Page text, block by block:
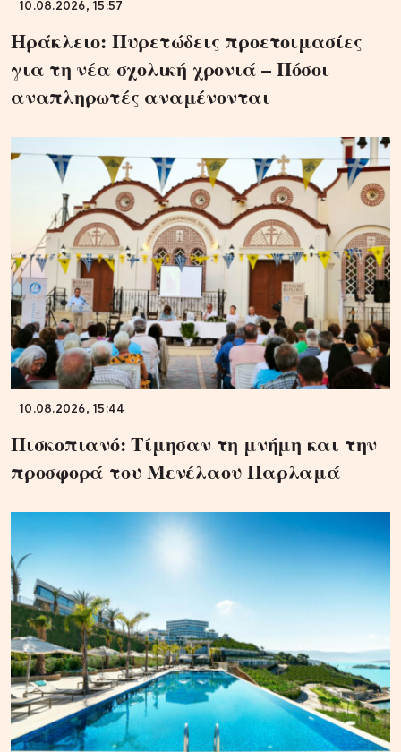
10.08.2026, 15:57
Ηράκλειο: Πυρετώδεις προετοιμασίες
για τη νέα σχολική χρονιά – Πόσοι
αναπληρωτές αναμένονται
10.08.2026, 15:44
Πισκοπιανό: Τίμησαν τη μνήμη και την
προσφορά του Μενέλαου Παρλαμά